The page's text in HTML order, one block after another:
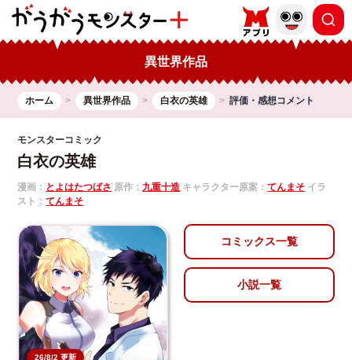
異世界作品
ホーム 異世界作品 白衣の英雄 評価・感想コメント
モンスターコミック
白衣の英雄
漫画： とよはたつばさ 原作： 九重十造 キャラクター原案：てんまそ イラ
スト：てんまそ
26/8/2 更新
コミックス一覧
小説一覧